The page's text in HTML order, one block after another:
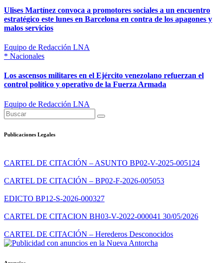
Ulises Martínez convoca a promotores sociales a un encuentro
estratégico este lunes en Barcelona en contra de los apagones y
malos servicios
Equipo de Redacción LNA
* Nacionales
Los ascensos militares en el Ejército venezolano refuerzan el
control político y operativo de la Fuerza Armada
Equipo de Redacción LNA
Publicaciones Legales
CARTEL DE CITACIÓN – ASUNTO BP02-V-2025-005124
CARTEL DE CITACIÓN – BP02-F-2026-005053
EDICTO BP12-S-2026-000327
CARTEL DE CITACION BH03-V-2022-000041 30/05/2026
CARTEL DE CITACIÓN – Herederos Desconocidos